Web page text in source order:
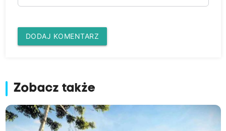
DODAJ KOMENTARZ
Zobacz także